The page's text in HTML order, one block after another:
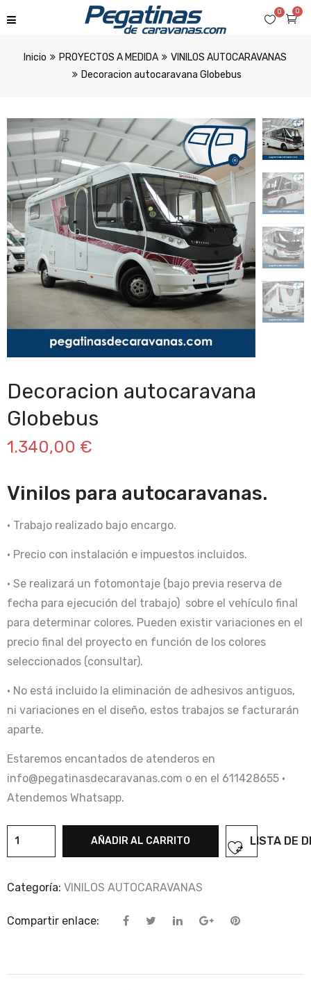
0
0
Inicio PROYECTOS A MEDIDA
VINILOS AUTOCARAVANAS
Decoracion autocaravana Globebus
Decoracion autocaravana
Globebus
1.340,00 €
Vinilos para autocaravanas.
· Trabajo realizado bajo encargo.
· Precio con instalación e impuestos incluidos.
· Se realizará un fotomontaje (bajo previa reserva de
fecha para ejecución del trabajo) sobre el vehículo final
para determinar colores. Pueden existir variaciones en el
precio final del proyecto en función de los colores
seleccionados (consultar).
· No está incluido la eliminación de adhesivos antiguos,
ni variaciones en el diseño, estos trabajos se facturarán
aparte.
Estaremos encantados de atenderos en
info@pegatinasdecaravanas.com o en el 611428655 ·
Atendemos Whatsapp.
Decoracion
cantidad
AÑADIR AL CARRITO LISTA DE
Categoría: VINILOS AUTOCARAVANAS
Compartir enlace: